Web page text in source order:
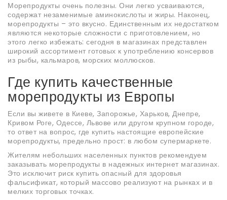
Морепродукты очень полезны. Они легко усваиваются,
содержат незаменимые аминокислоты и жиры. Наконец,
морепродукты – это вкусно. Единственным их недостатком
являются некоторые сложности с приготовлением, но
этого легко избежать: сегодня в магазинах представлен
широкий ассортимент готовых к употреблению консервов
из рыбы, кальмаров, морских моллюсков.
Где купить качественные
морепродукты из Европы
Если вы живете в Киеве, Запорожье, Харьков, Днепре,
Кривом Роге, Одессе, Львове или другом крупном городе,
то ответ на вопрос, где купить настоящие европейские
морепродукты, предельно прост: в любом супермаркете.
Жителям небольших населенных пунктов рекомендуем
заказывать морепродукты в надежных интернет магазинах.
Это исключит риск купить опасный для здоровья
фальсификат, который массово реализуют на рынках и в
мелких торговых точках.